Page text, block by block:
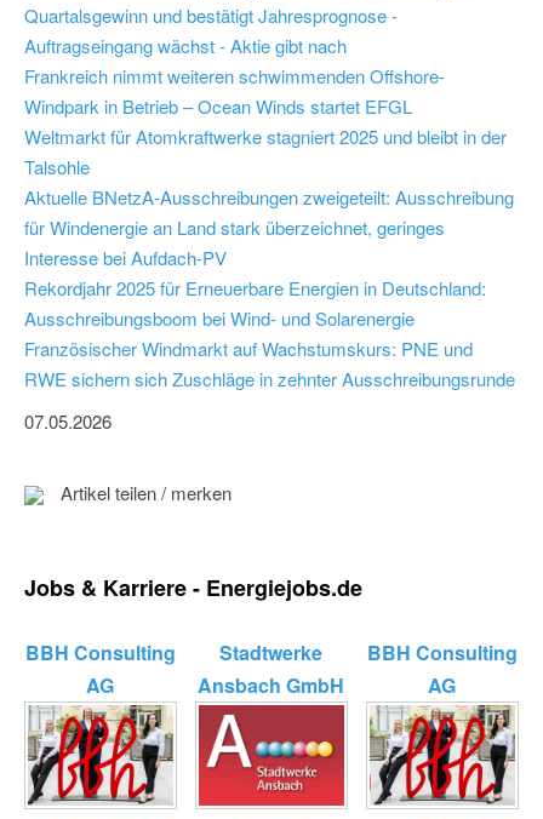
Quartalsgewinn und bestätigt Jahresprognose -
Auftragseingang wächst - Aktie gibt nach
Frankreich nimmt weiteren schwimmenden Offshore-
Windpark in Betrieb – Ocean Winds startet EFGL
Weltmarkt für Atomkraftwerke stagniert 2025 und bleibt in der
Talsohle
Aktuelle BNetzA-Ausschreibungen zweigeteilt: Ausschreibung
für Windenergie an Land stark überzeichnet, geringes
Interesse bei Aufdach-PV
Rekordjahr 2025 für Erneuerbare Energien in Deutschland:
Ausschreibungsboom bei Wind- und Solarenergie
Französischer Windmarkt auf Wachstumskurs: PNE und
RWE sichern sich Zuschläge in zehnter Ausschreibungsrunde
07.05.2026
Artikel teilen / merken
Jobs & Karriere - Energiejobs.de
BBH Consulting
AG
Stadtwerke
Ansbach GmbH
BBH Consulting
AG